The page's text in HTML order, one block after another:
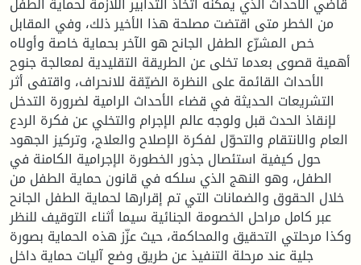
من الخطر متى اقتضت مصلحة هذا الأخير ذلك، وفي المقابل
خص المشرّع الطفل الجانح هو الآخر بحماية خاصة وأولاه
أهمية قصوى بعدما تخلى عن الطريقة التقليدية لمعالجة جنوح
الأحداث القائمة على النظرة الضيّقة للانحراف، واقتفى أثر
التشريعات الحديثة في قضاء الأحداث الرامية لضرورة التدخل
لإنقاذ الحدث قبل ولوجه عالم الإجرام والتخلي عن فكرة الردع
العام والانتقام والتحوّل لفكرة الإصلاح والعلاج، وتركيز الجهود
حول كيفية استئصال جذور الخطورة الإجرامية الكامنة في
الطفل، وهو النهج الذي سلكه في قانون حماية الطفل من
خلال الحقوق والضمانات التي تم إقرارها لحماية الطفل الجانح
عبر كامل مراحل الخصومة الجنائية سيما أثناء التوقيف للنظر
وكذا مرحلتي التحقيق والمحاكمة، حيث عزّز هذه الحماية بصورة
جلية عند مرحلة التنفيذ عن طريق وضع آليات حماية داخل